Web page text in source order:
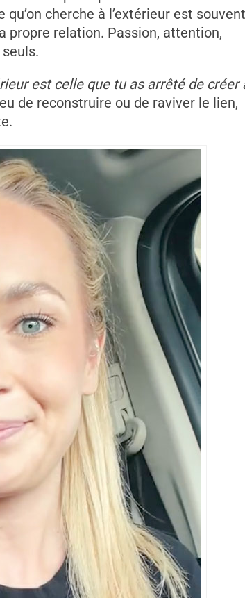
tout semble plus intense. Le cœur
selon elle, ce n’est pas
semble toujours plus excitant que
Pendant ce temps, la
— peut sembler fade en
le fruit d’un lien réel, construit
ne parle pas seulement du
cherche à l’extérieur est souvent
propre relation. Passion, attention,
est celle que tu as arrêté de créer à
de reconstruire ou de raviver le lien,